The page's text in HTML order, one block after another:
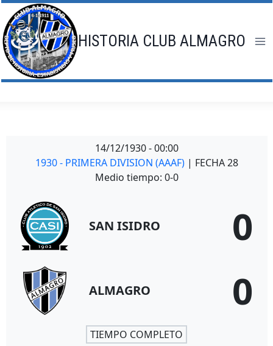
Saltar
al
contenido
HISTORIA CLUB ALMAGRO
14/12/1930 - 00:00
1930 - PRIMERA DIVISION (AAAF) | FECHA 28
Medio tiempo: 0-0
SAN ISIDRO 0
ALMAGRO 0
TIEMPO COMPLETO